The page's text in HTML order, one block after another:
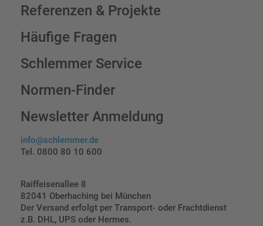
Referenzen & Projekte
Häufige Fragen
Schlemmer Service
Normen-Finder
Newsletter Anmeldung
info@schlemmer.de
Tel. 0800 80 10 600
Raiffeisenallee 8
82041 Oberhaching bei München
Der Versand erfolgt per Transport- oder Frachtdienst
z.B. DHL, UPS oder Hermes.